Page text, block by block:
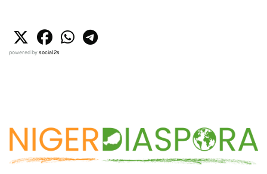
powered bysocial2s